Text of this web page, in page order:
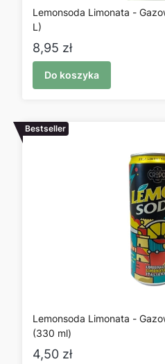
Lemonsoda Limonata -
L)
Cena
8,95 zł
Do koszyka
Bestseller
Lemonsoda Limonata -
(330 ml)
Cena
4,50 zł